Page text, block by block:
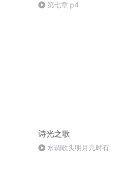
第七章 p4
诗光之歌
水调歌头明月几时有